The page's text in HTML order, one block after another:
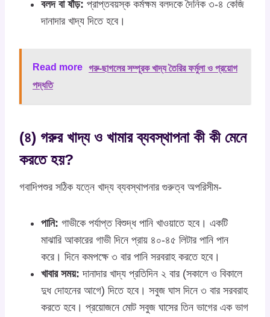
বলদ বা ষাঁড়: প্রাপ্তবয়স্ক কর্মক্ষম বলদকে দৈনিক ৩-৪ কেজি
দানাদার খাদ্য দিতে হবে।
Read more গরু-ছাগলের সম্পূরক খাদ্য তৈরির ফর্মুলা ও প্রয়োগ
পদ্ধতি
(৪) গরুর খাদ্য ও খামার ব্যবস্থাপনা কী কী মেনে
করতে হয়?
গবাদিপশুর সঠিক যত্নে খাদ্য ব্যবস্থাপনার গুরুত্ব অপরিসীম-
পানি: গাভীকে পর্যাপ্ত বিশুদ্ধ পানি খাওয়াতে হবে। একটি
মাঝারি আকারের গাভী দিনে প্রায় ৪০-৪৫ লিটার পানি পান
করে। দিনে কমপক্ষে ৩ বার পানি সরবরাহ করতে হবে।
খাবার সময়: দানাদার খাদ্য প্রতিদিন ২ বার (সকালে ও বিকালে
দুধ দোহনের আগে) দিতে হবে। সবুজ ঘাস দিনে ৩ বার সরবরাহ
করতে হবে। প্রয়োজনে মোট সবুজ ঘাসের তিন ভাগের এক ভাগ